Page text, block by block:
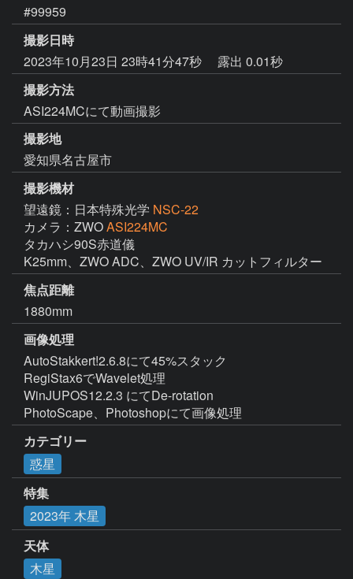
#99959
撮影日時
2023年10月23日 23時41分47秒
露出 0.01秒
撮影方法
ASI224MCにて動画撮影
撮影地
愛知県名古屋市
撮影機材
望遠鏡：日本特殊光学 NSC-22
カメラ：ZWOASI224MC
タカハシ90S赤道儀
K25mm、ZWO ADC、ZWO UV/IR カットフィルター
焦点距離
1880mm
画像処理
AutoStakkert!2.6.8にて45%スタック
RegiStax6でWavelet処理
WinJUPOS12.2.3 にてDe-rotation
PhotoScape、Photoshopにて画像処理
カテゴリー
惑星
特集
2023年 木星
天体
木星